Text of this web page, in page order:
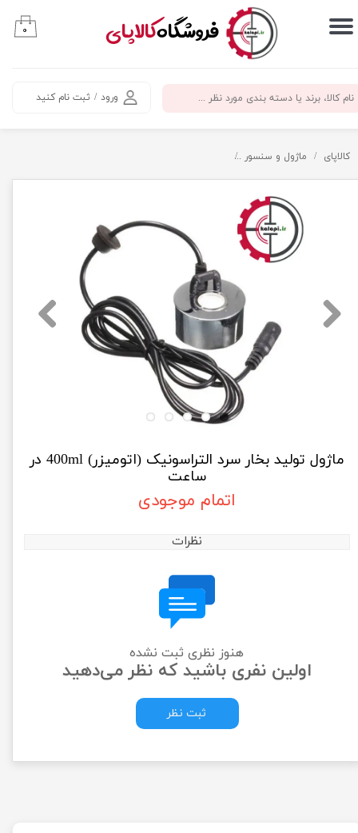
​فروشگاهکالاپای
ورود / ثبت نام کنید
حساب کاربری من
سفارشات
۰
کالاپای ماژول و سنسور
ماژول تولید بخار سرد التراسونیک (اتومیزر) 400ml در
ساعت
اتمام موجودی
نظرات
هنوز نظری ثبت نشده
اولین نفری باشید که نظر می‌دهید
ثبت نظر